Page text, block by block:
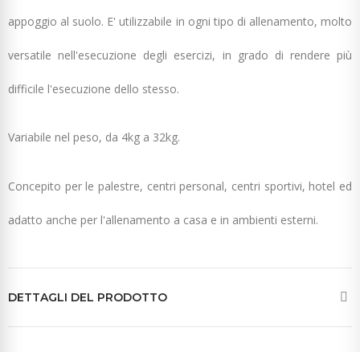
appoggio al suolo. E' utilizzabile in ogni tipo di allenamento, molto
versatile nell'esecuzione degli esercizi, in grado di rendere più
difficile l'esecuzione dello stesso.
Variabile nel peso, da 4kg a 32kg.
Concepito per le palestre, centri personal, centri sportivi, hotel ed
adatto anche per l'allenamento a casa e in ambienti esterni.
DETTAGLI DEL PRODOTTO